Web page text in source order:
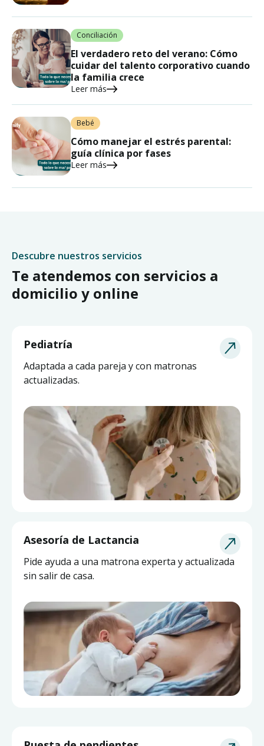
Conciliación
El verdadero reto del verano: Cómo
cuidar del talento corporativo cuando
la familia crece
Leer más
Bebé
Cómo manejar el estrés parental:
guía clínica por fases
Leer más
Descubre nuestros servicios
Te atendemos con servicios a
domicilio y online
Pediatría
Adaptada a cada pareja y con matronas
actualizadas.
Asesoría de Lactancia
Pide ayuda a una matrona experta y actualizada
sin salir de casa.